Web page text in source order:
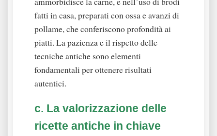
fatti in casa, preparati con ossa e avanzi di
pollame, che conferiscono profondità ai
piatti. La pazienza e il rispetto delle
tecniche antiche sono elementi
fondamentali per ottenere risultati
autentici.
c. La valorizzazione delle
ricette antiche in chiave